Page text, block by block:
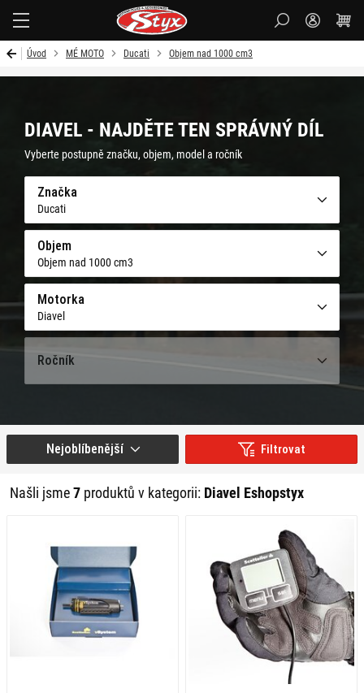
Úvod MÉ MOTO Ducati Objem nad 1000 cm3
DIAVEL - NAJDĚTE TEN SPRÁVNÝ DÍL
Vyberte postupně značku, objem, model a ročník
Značka
Ducati
Objem
Objem nad 1000 cm3
Motorka
Diavel
Ročník
Filtrovat
Našli jsme7 produktů v kategorii: Diavel Eshopstyx
Nejoblíbenější